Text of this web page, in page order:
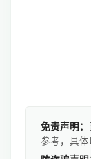
免责声明：
参考，具体